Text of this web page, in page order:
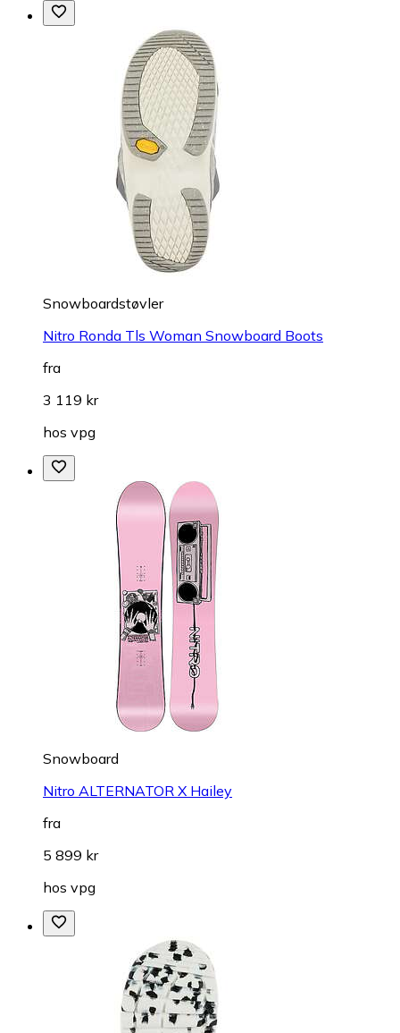
Snowboardstøvler
Nitro Ronda Tls Woman Snowboard Boots
fra
3 119 kr
hos vpg
Snowboard
Nitro ALTERNATOR X Hailey
fra
5 899 kr
hos vpg